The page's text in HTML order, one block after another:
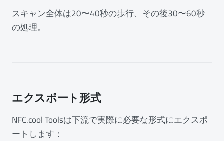
スキャン全体は20〜40秒の歩行、その後30〜60秒
の処理。
エクスポート形式
NFC.cool Toolsは下流で実際に必要な形式にエクスポ
ートします：